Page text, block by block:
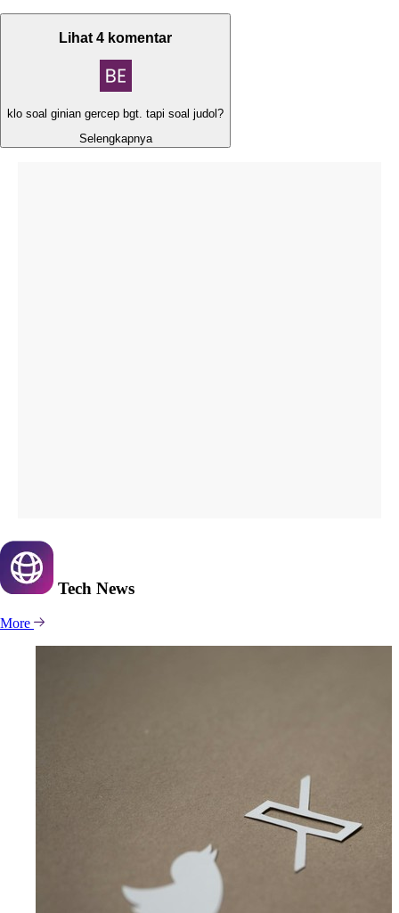
Lihat 4 komentar
klo soal ginian gercep bgt. tapi soal judol?
Selengkapnya
Tech News
More